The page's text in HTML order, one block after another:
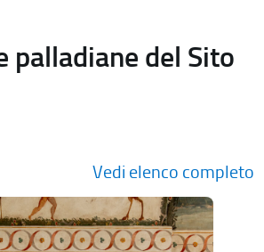
palladiane del Sito
Vedi elenco completo